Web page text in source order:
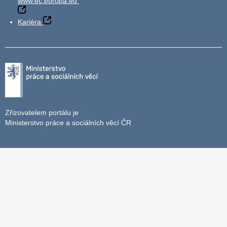
Kariéra
Zřizovatelem portálu je
Ministerstvo práce a sociálních věcí ČR